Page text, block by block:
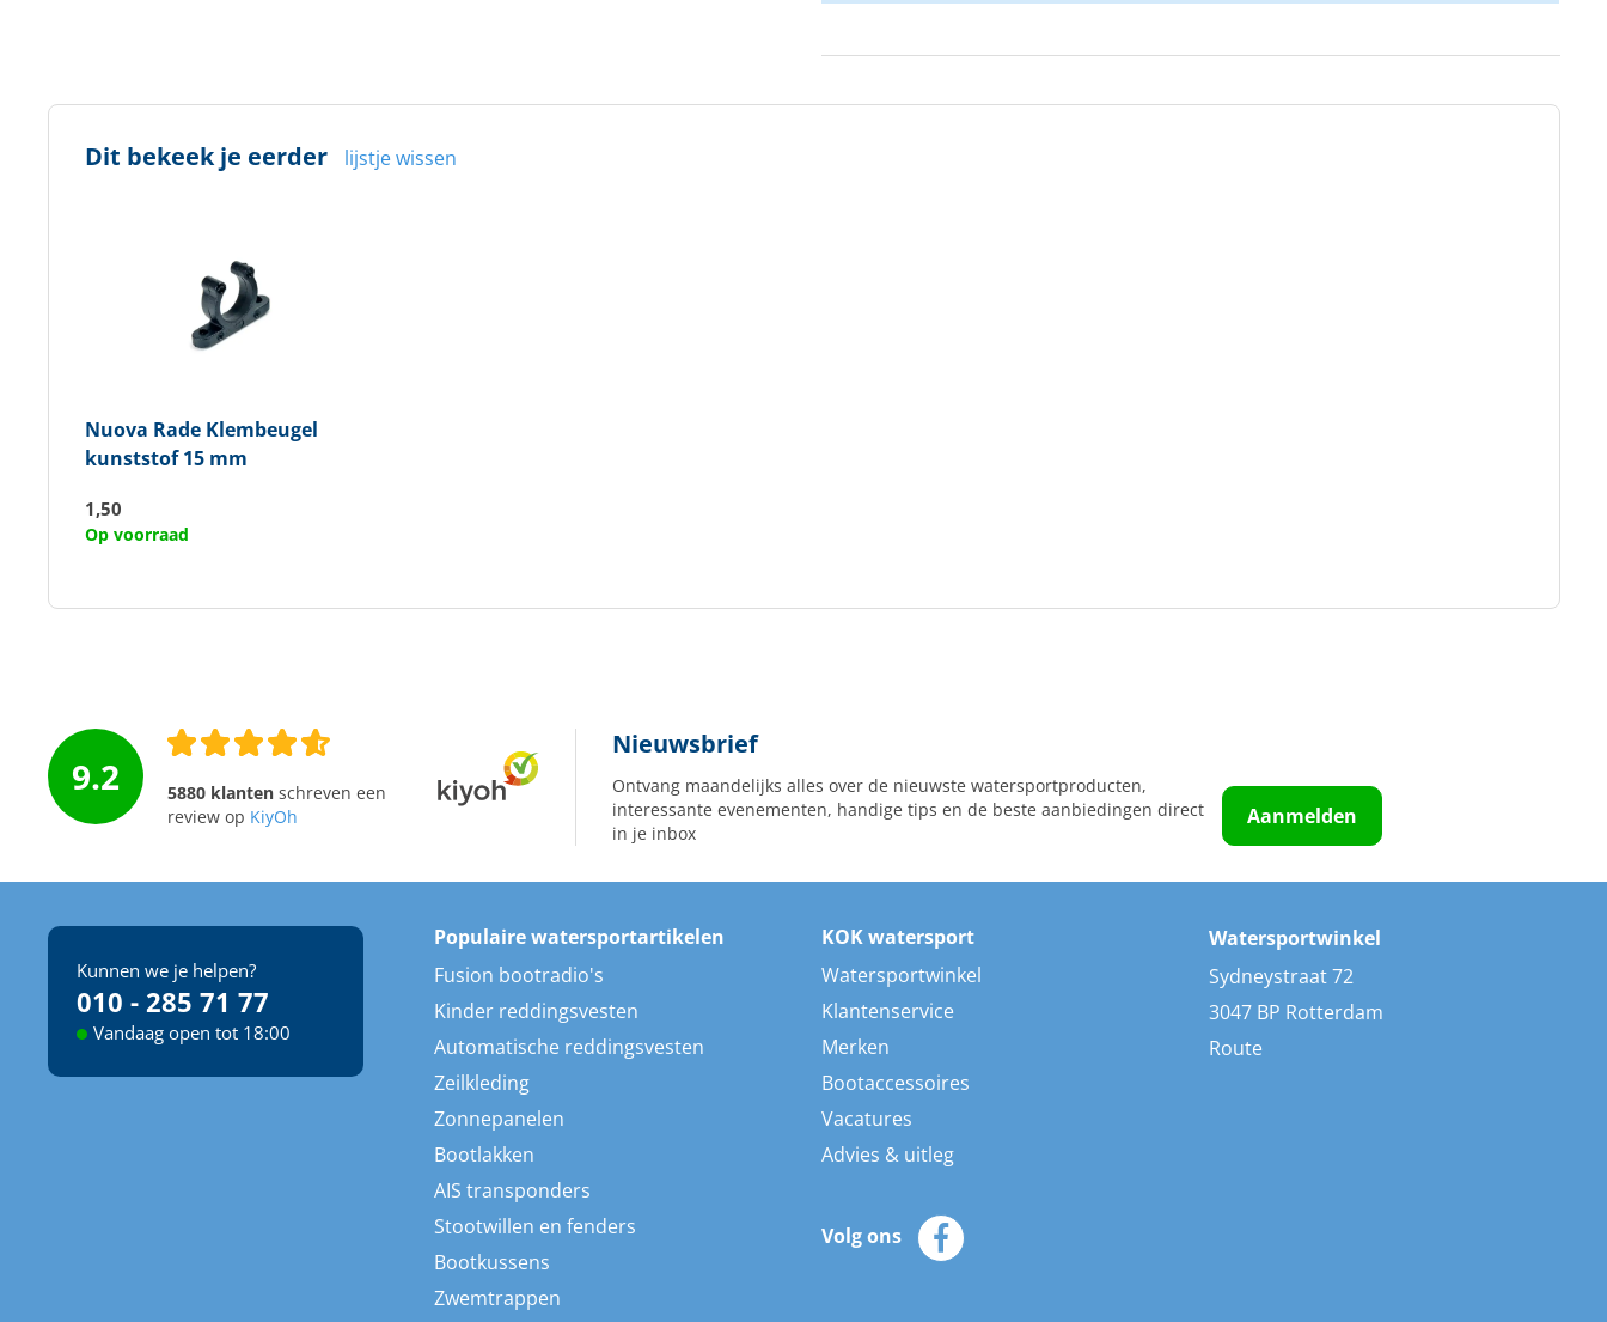
Dit bekeek je eerder lijstje wissen
Nuova RadeKlembeugel
kunststof 15 mm
1,50
Op voorraad
9.2 5880 klantenschreven een
review op KiyOh
Nieuwsbrief
Ontvang maandelijks alles over de nieuwste watersportproducten,
interessante evenementen, handige tips en de beste aanbiedingen direct
in je inbox
Aanmelden
Kunnen we je helpen?
010 - 285 71 77
Vandaag open tot 18:00
Populaire watersportartikelen
Fusion bootradio's
Kinder reddingsvesten
Automatische reddingsvesten
Zeilkleding
Zonnepanelen
Bootlakken
AIS transponders
Stootwillen en fenders
Bootkussens
Zwemtrappen
KOK watersport
Watersportwinkel
Klantenservice
Merken
Bootaccessoires
Vacatures
Advies & uitleg
Volg ons
Watersportwinkel
Sydneystraat 72
3047 BP Rotterdam
Route